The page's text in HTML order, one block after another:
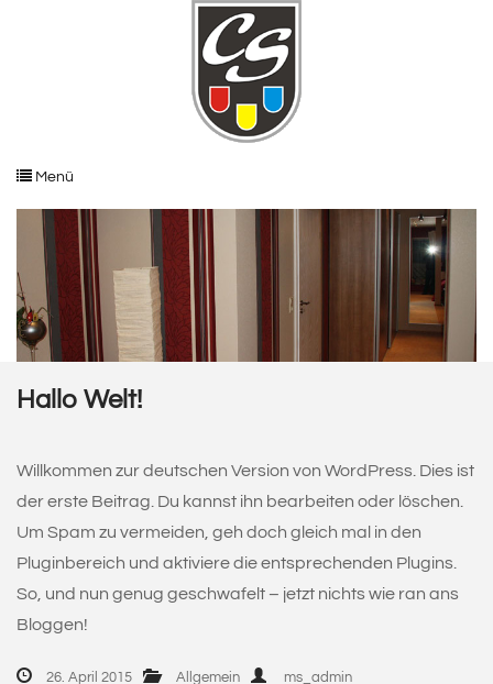
Menü
Hallo Welt!
Willkommen zur deutschen Version von WordPress. Dies ist
der erste Beitrag. Du kannst ihn bearbeiten oder löschen.
Um Spam zu vermeiden, geh doch gleich mal in den
Pluginbereich und aktiviere die entsprechenden Plugins.
So, und nun genug geschwafelt – jetzt nichts wie ran ans
Bloggen!
26. April 2015 Allgemein ms_admin